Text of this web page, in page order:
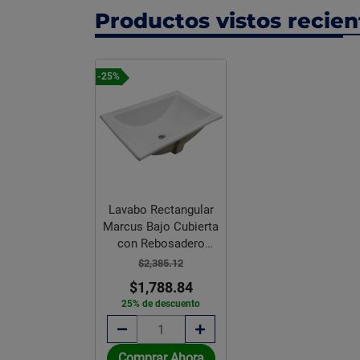
Productos vistos
-25%
Lavabo Rectangular
Marcus Bajo Cubierta
con Rebosadero
Helvex
$2,385.12
$1,788.84
25% de descuento